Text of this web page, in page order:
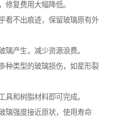
修复费用大幅降低。
看不出痕迹，保留玻璃原有外
璃产生，减少资源浪费。
种类型的玻璃损伤，如星形裂
具和树脂材料即可完成。
璃强度接近原状，使用寿命